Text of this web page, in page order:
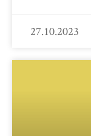
27.10.2023